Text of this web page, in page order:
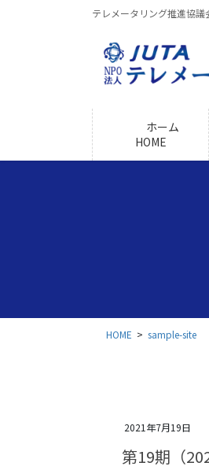
移
テレメータリング推進協
ホーム
HOME
HOME sample-site
2021年7月19日
第19期（